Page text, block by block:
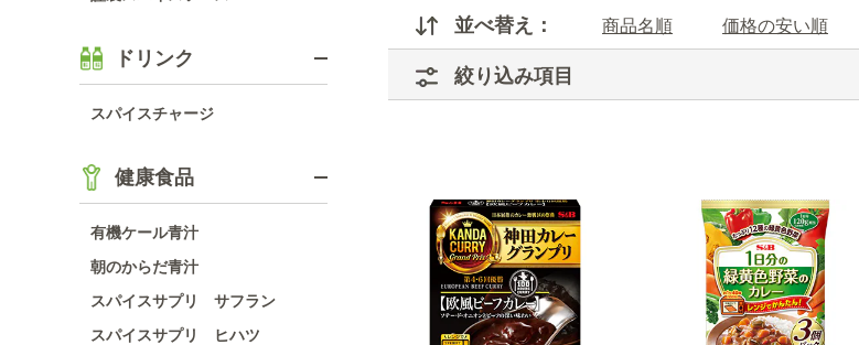
ドリンク
スパイスチャージ
健康食品
有機ケール青汁
朝のからだ青汁
スパイスサプリ サフラン
スパイスサプリ ヒハツ
並べ替え： 商品名順 価格の安い順
絞り込み項目